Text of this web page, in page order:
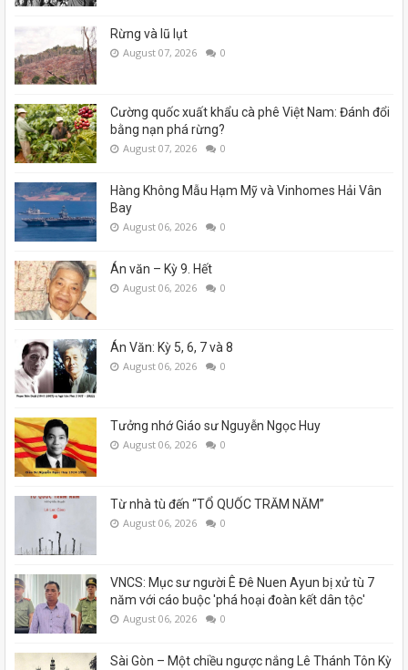
Rừng và lũ lụt
August 07, 2026 0
Cường quốc xuất khẩu cà phê Việt Nam: Đánh đổi
bằng nạn phá rừng?
August 07, 2026 0
Hàng Không Mẫu Hạm Mỹ và Vinhomes Hải Vân
Bay
August 06, 2026 0
Án văn – Kỳ 9. Hết
August 06, 2026 0
Án Văn: Kỳ 5, 6, 7 và 8
August 06, 2026 0
Tưởng nhớ Giáo sư Nguyễn Ngọc Huy
August 06, 2026 0
Từ nhà tù đến “TỔ QUỐC TRĂM NĂM”
August 06, 2026 0
VNCS: Mục sư người Ê Đê Nuen Ayun bị xử tù 7
năm với cáo buộc 'phá hoại đoàn kết dân tộc'
August 06, 2026 0
Sài Gòn – Một chiều ngược nắng Lê Thánh Tôn Kỳ